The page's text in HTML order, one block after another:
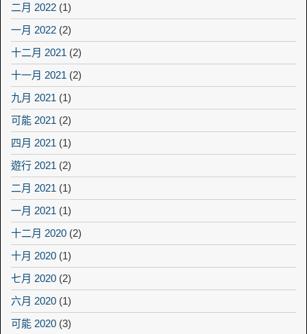
二月 2022 (1)
一月 2022 (2)
十二月 2021 (2)
十一月 2021 (2)
九月 2021 (1)
可能 2021 (2)
四月 2021 (1)
遊行 2021 (2)
二月 2021 (1)
一月 2021 (1)
十二月 2020 (2)
十月 2020 (1)
七月 2020 (2)
六月 2020 (1)
可能 2020 (3)